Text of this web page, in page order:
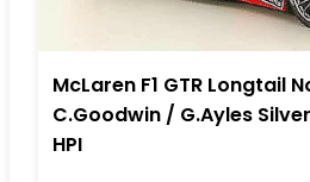
McLaren F1 GTR Longtail
C.Goodwin / G.Ayles
HPI